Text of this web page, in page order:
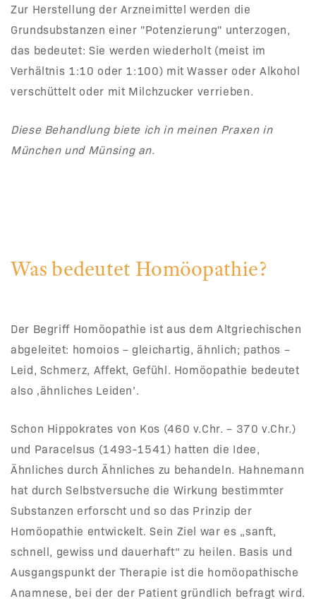
Zur Herstellung der Arzneimittel werden die
Grundsubstanzen einer "Potenzierung" unterzogen,
das bedeutet: Sie werden wiederholt (meist im
Verhältnis 1:10 oder 1:100) mit Wasser oder Alkohol
verschüttelt oder mit Milchzucker verrieben.
Diese Behandlung biete ich in meinen Praxen in
München und Münsing an.
Was bedeutet Homöopathie?
Der Begriff Homöopathie ist aus dem Altgriechischen
abgeleitet: homoios – gleichartig, ähnlich; pathos –
Leid, Schmerz, Affekt, Gefühl. Homöopathie bedeutet
also ‚ähnliches Leiden’.
Schon Hippokrates von Kos (460 v.Chr. – 370 v.Chr.)
und Paracelsus (1493-1541) hatten die Idee,
Ähnliches durch Ähnliches zu behandeln. Hahnemann
hat durch Selbstversuche die Wirkung bestimmter
Substanzen erforscht und so das Prinzip der
Homöopathie entwickelt. Sein Ziel war es „sanft,
schnell, gewiss und dauerhaft“ zu heilen. Basis und
Ausgangspunkt der Therapie ist die homöopathische
Anamnese, bei der der Patient gründlich befragt wird.